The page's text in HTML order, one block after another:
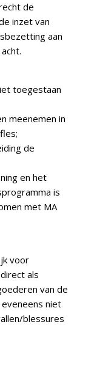
de
inzet van
aan
toegestaan
meenemen in
de
en het
is
met MA
voor
als
van de
niet
blessures